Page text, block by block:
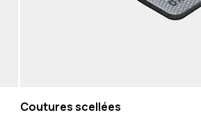
Coutures scellées